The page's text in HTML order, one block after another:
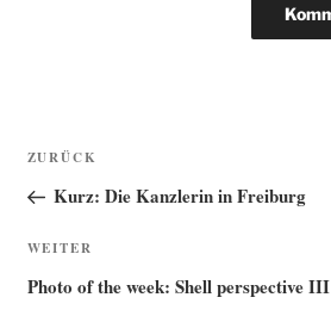
Beitragsnavigation
Vorheriger
Beitrag
ZURÜCK
Kurz: Die Kanzlerin in Freiburg
Nächster
Beitrag
WEITER
Photo of the week: Shell perspective III